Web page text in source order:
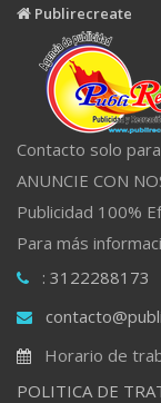
Publirecreate
Contacto solo
ANUNCIE CON
Publicidad 100%
Para más
: 3122288173
Horario de
POLITICA DE